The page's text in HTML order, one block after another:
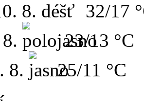
8.
32/17
23/13 °C
8. 25/11 °C